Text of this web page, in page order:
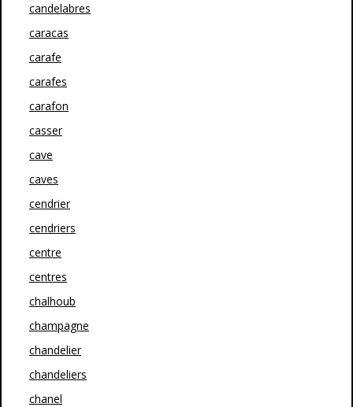
candelabres
caracas
carafe
carafes
carafon
casser
cave
caves
cendrier
cendriers
centre
centres
chalhoub
champagne
chandelier
chandeliers
chanel